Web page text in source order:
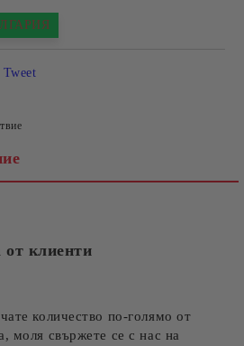
Tweet
от клиенти
количество по-голямо от
моля свържете се с нас на